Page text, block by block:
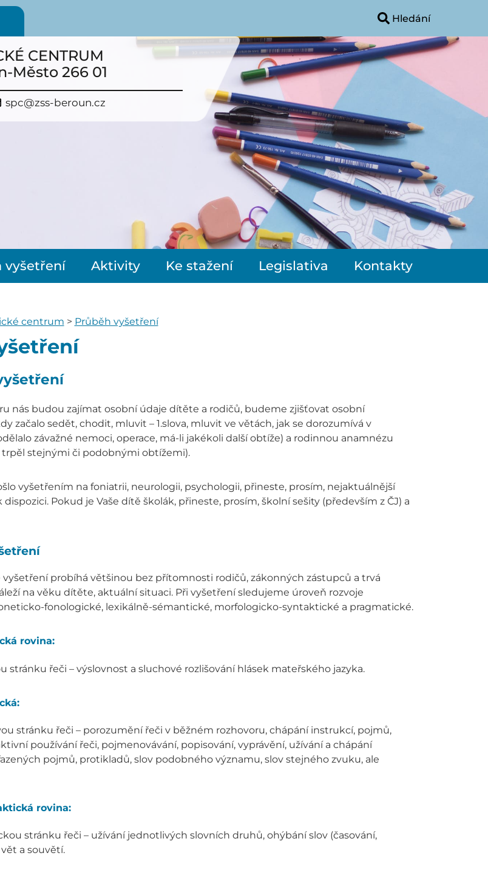
CENTRUM
Město 266 01
spc@zss-beroun.cz
vyšetření Aktivity Ke stažení Legislativa Kontakty
centrum > Průběh vyšetření
nás budou zajímat osobní údaje dítěte a rodičů, budeme zjišťovat osobní
začalo sedět, chodit, mluvit – 1.slova, mluvit ve větách, jak se dorozumívá v
závažné nemoci, operace, má-li jakékoli další obtíže) a rodinnou anamnézu
trpěl stejnými či podobnými obtížemi).
vyšetřením na foniatrii, neurologii, psychologii, přineste, prosím, nejaktuálnější
Pokud je Vaše dítě školák, přineste, prosím, školní sešity (především z ČJ) a
probíhá většinou bez přítomnosti rodičů, zákonných zástupců a trvá
na věku dítěte, aktuální situaci. Při vyšetření sledujeme úroveň rozvoje
fonologické, lexikálně-sémantické, morfologicko-syntaktické a pragmatické.
rovina:
stránku řeči – výslovnost a sluchové rozlišování hlásek mateřského jazyka.
stránku řeči – porozumění řeči v běžném rozhovoru, chápání instrukcí, pojmů,
používání řeči, pojmenovávání, popisování, vyprávění, užívání a chápání
pojmů, protikladů, slov podobného významu, slov stejného zvuku, ale
rovina:
stránku řeči – užívání jednotlivých slovních druhů, ohýbání slov (časování,
a souvětí.